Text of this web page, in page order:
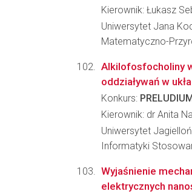
Kierownik: Łukasz
Uniwersytet Jana
Matematyczno-
Alkilofosfocholiny
oddziaływań w
Konkurs:
Kierownik: dr Anita
Uniwersytet
Informatyki
Wyjaśnienie
elektrycznych